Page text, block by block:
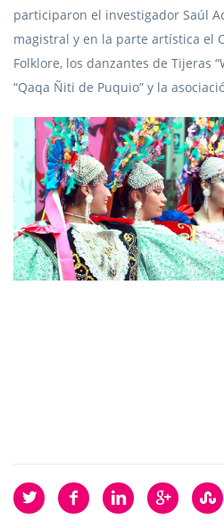
participaron el investigador Saúl
magistral y en la parte artística el
Folklore, los danzantes de Tijeras
“Qaqa Ñiti de Puquio” y la